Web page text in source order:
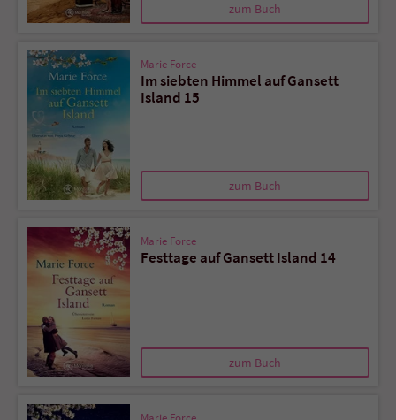
zum Buch
Marie Force
Im siebten Himmel auf Gansett
Island 15
zum Buch
Marie Force
Festtage auf Gansett Island 14
zum Buch